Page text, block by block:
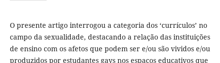
O presente artigo interrogou a categoria dos ‘currículos’ no
campo da sexualidade, destacando a relação das instituições
de ensino com os afetos que podem ser e/ou são vividos e/ou
produzidos por estudantes gays nos espaços educativos que